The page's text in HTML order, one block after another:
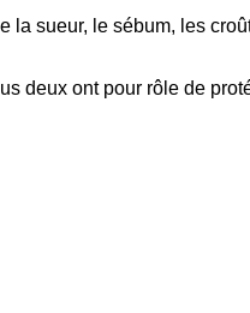
la sueur, le sébum, les
deux ont pour rôle de